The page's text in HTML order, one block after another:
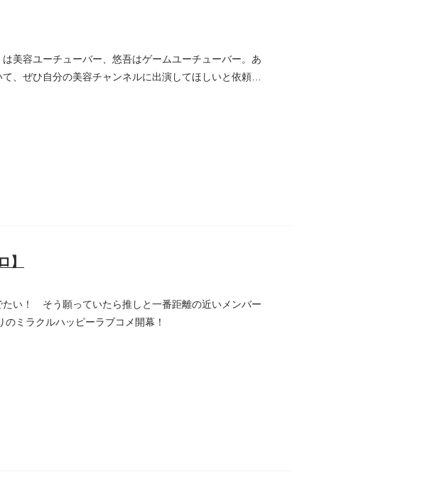
美容ユーチューバー、悠吾はゲームユーチューバー。あ
、ぜひ自分の美容チャンネルに出演してほしいと依頼す
】
い！ そう願っていたら推しと一番距離の近いメンバー
ミラクルハッピーラブコメ開幕！